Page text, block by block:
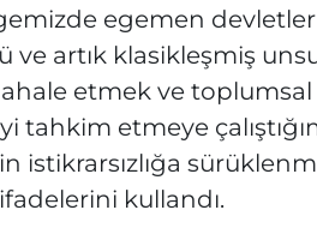
egemen
artık klasikleşmiş
etmek ve toplumsal
tahkim etmeye
istikrarsızlığa
kullandı.